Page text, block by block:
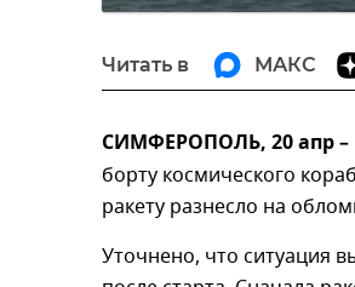
Воспроизвести
Читать в МАКС
СИМФЕРОПОЛЬ, 20 апр
борту космического
ракету разнесло на
Уточнено, что ситуация